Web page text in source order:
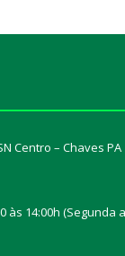
Centro – Chaves PA
às 14:00h (Segunda a